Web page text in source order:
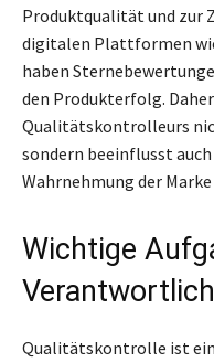
Produktqualität und zur
digitalen Plattformen
haben
den Produkterfolg.
Qualitätskontrolleurs
sondern beeinflusst
Wahrnehmung der
Wichtige
Qualitätskontrolle ist